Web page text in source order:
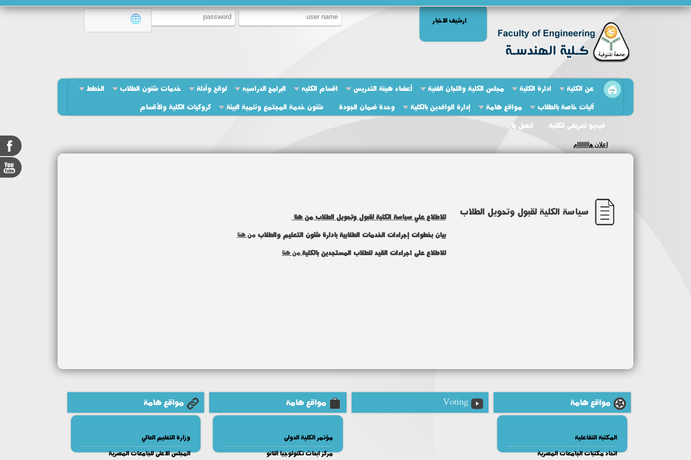
ارشيف الاخبار
عن الكلية ادارة الكلية مجلس الكلية واللجان الفنية أعضاء هيئة التدريس اقسام الكليه البرامج الدراسيه لوائح وأدلة خدمات شئون الطلاب
الخطط
آليات خاصة بالطلاب
مواقع هامة إدارة الوافدين بالكلية وحدة ضمان الجودة شئون خدمة المجتمع وتنمية البيئة
كروكيات الكلية والأقسام
فيديو تعريفى للكلية
اتصل بنا
اعلان هاااااااام
سياسة الكلية لقبول وتحويل الطلاب
للاطلاع علي سياسة الكلية لقبول وتحويل الطلاب من هنا
بيان بخطوات إجراءات الخدمات الطلابية بادارة شئون التعليم والطلابمن هنا
للاطلاع على اجراءات القيد للطلاب المستجدين بالكليةمن هنا
مواقع هامة
المكتبة التفاعلية
اتحاد مكتبات الجامعات المصرية
Voting مواقع هامة
مؤتمر الكلية الدولى
مركز ابحاث تكنولوجيا النانو
مواقع هامة
وزارة التعليم العالي
المجلس الاعلى للجامعات المصرية